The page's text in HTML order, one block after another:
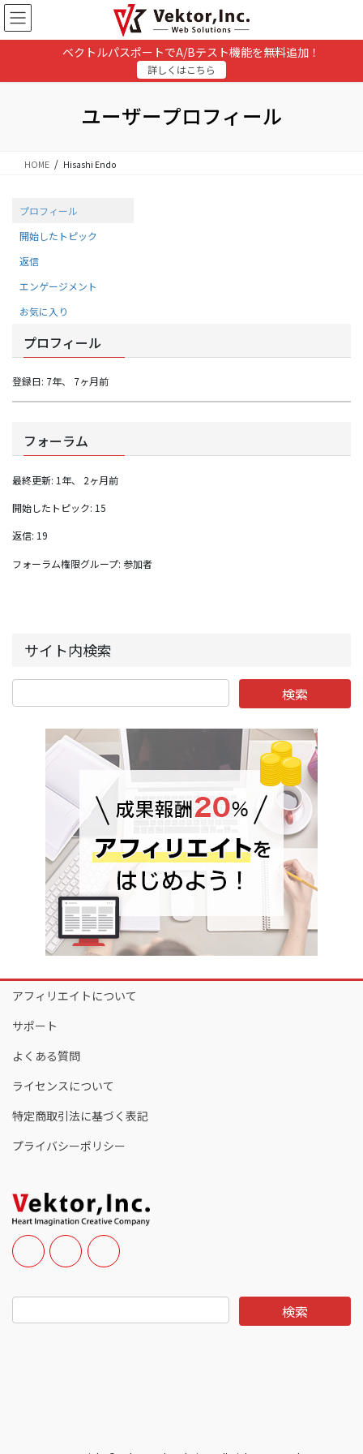
コ
ン
テ
ナ
ビ
ゲ
ベクトルパスポートでA/Bテスト機能を無料追加！
詳しくはこちら
ユーザープロフィール
HOME Hisashi Endo
プロフィール
開始したトピック
返信
エンゲージメント
お気に入り
プロフィール
登録日: 7年、 7ヶ月前
フォーラム
最終更新: 1年、 2ヶ月前
開始したトピック: 15
返信: 19
フォーラム権限グループ: 参加者
サイト内検索
アフィリエイトについて
サポート
よくある質問
ライセンスについて
特定商取引法に基づく表記
プライバシーポリシー